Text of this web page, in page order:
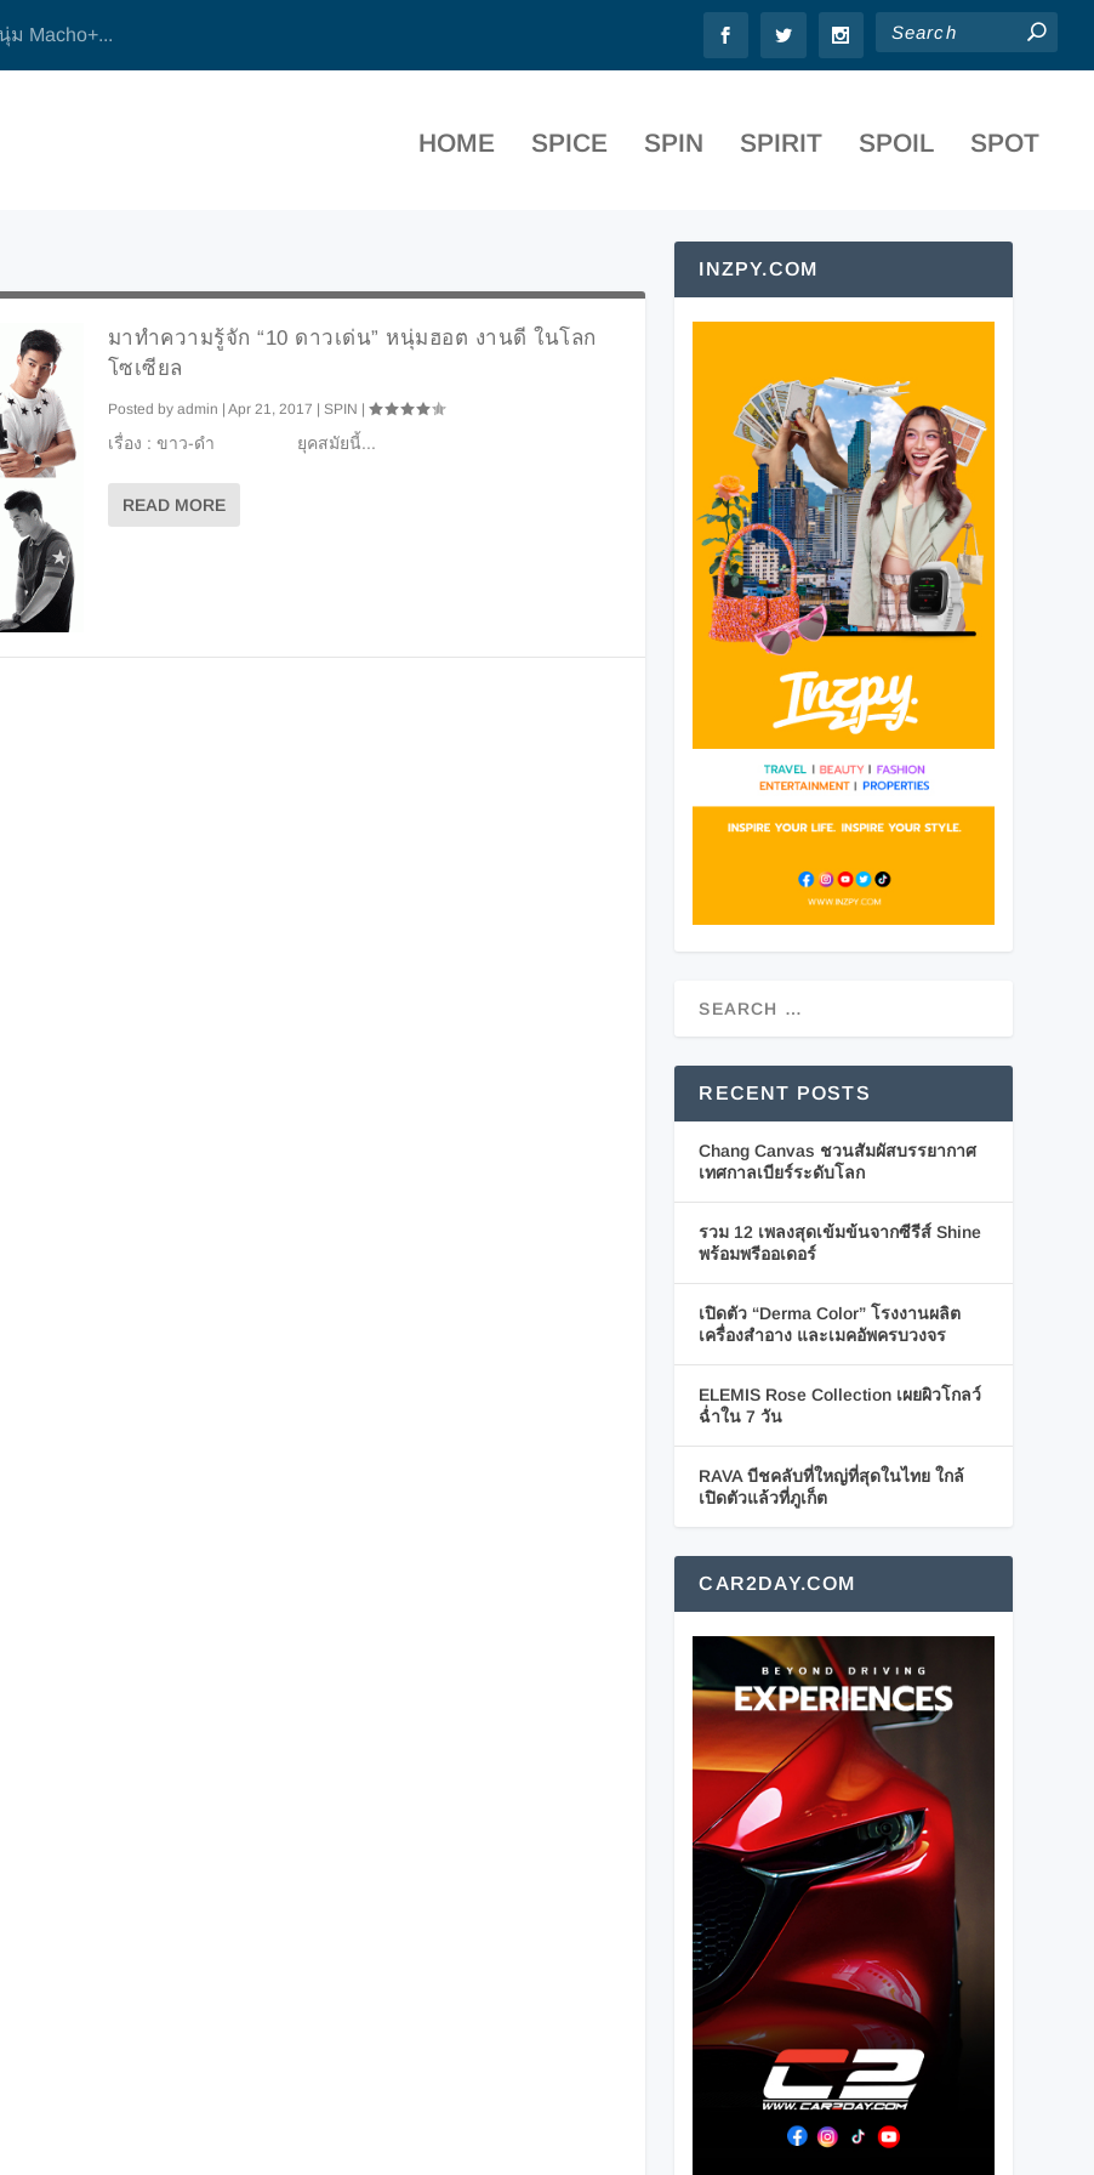
Macho+...
HOME SPICE SPIN SPIRIT SPOIL SPOT
มาทำความรู้จัก “10 ดาวเด่น” หนุ่มฮอต งานดี ในโลก
โซเซียล
Posted by admin | Apr 21, 2017 | SPIN |
เรื่อง : ขาว-ดำ ยุคสมัยนี้...
READ MORE
INZPY.COM
RECENT POSTS
Chang Canvas ชวนสัมผัสบรรยากาศ
เทศกาลเบียร์ระดับโลก
รวม 12 เพลงสุดเข้มข้นจากซีรีส์ Shine
พร้อมพรีออเดอร์
เปิดตัว “Derma Color” โรงงานผลิต
เครื่องสำอาง และเมคอัพครบวงจร
ELEMIS Rose Collection เผยผิวโกลว์
ฉ่ำใน 7 วัน
RAVA บีชคลับที่ใหญ่ที่สุดในไทย ใกล้
เปิดตัวแล้วที่ภูเก็ต
CAR2DAY.COM